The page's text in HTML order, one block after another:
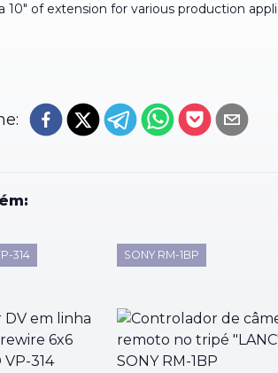
10" of extension for various production
314 SONY RM-1BP